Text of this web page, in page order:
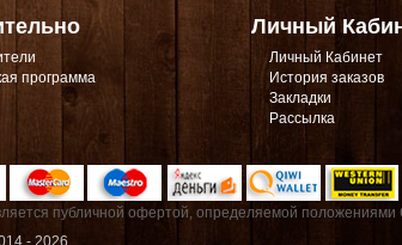
программа
Личный
Личный Кабинет
История заказов
Закладки
Рассылка
публичной офертой, определяемой положениями
- 2026